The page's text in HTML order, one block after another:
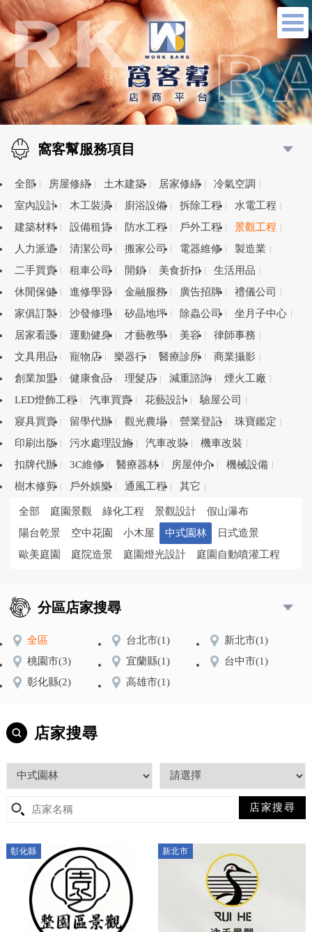
窩客幫服務項目
全部 房屋修繕 土木建築 居家修繕
冷氣空調
室內設計
木工裝潢 廚浴設備 拆除工程
水電工程
建築材料
設備租賃 防水工程 戶外工程
景觀工程
人力派遣
清潔公司 搬家公司 電器維修
製造業
二手買賣
租車公司 開鎖 美食折扣
生活用品
休閒保健
進修學習 金融服務 廣告招牌
禮儀公司
家俱訂製
沙發修理 矽晶地坪 除蟲公司
坐月子中心
居家看護
運動健身 才藝教學 美容
律師事務
文具用品
寵物店 樂器行 醫療診所
商業攝影
創業加盟
健康食品 理髮店 減重諮詢
煙火工廠
LED燈飾工程
汽車買賣 花藝設計
驗屋公司
寢具買賣
留學代辦 觀光農場 營業登記
珠寶鑑定
印刷出版
污水處理設施 汽車改裝
機車改裝
扣牌代辦
3C維修 醫療器材 房屋仲介
機械設備
樹木修剪
戶外娛樂 通風工程 其它
全部 庭園景觀 綠化工程 景觀設計
假山瀑布
陽台乾景
空中花園 小木屋 中式園林
日式造景
歐美庭園
庭院造景 庭園燈光設計 庭園自動噴灌工程
分區店家搜尋
全區 台北市(1) 新北市(1)
桃園市(3) 宜蘭縣(1) 台中市(1)
彰化縣(2) 高雄市(1)
店家搜尋
彰化縣 新北市